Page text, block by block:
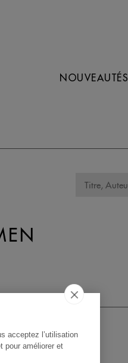
acceptez l’utilisation
pour améliorer et
NOUVEAUTÉS